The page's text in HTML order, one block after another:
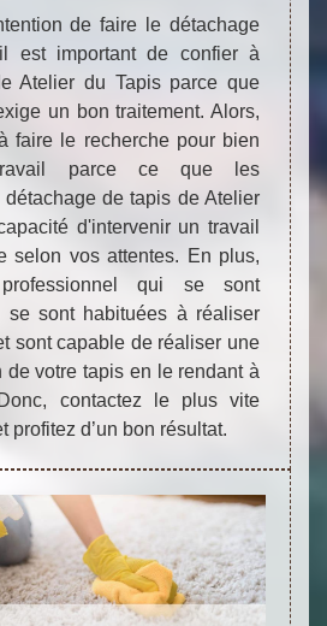
de faire le détachage
est important de confier à
Atelier du Tapis parce que
un bon traitement. Alors,
faire le recherche pour bien
parce ce que les
de tapis de Atelier
d'intervenir un travail
selon vos attentes. En plus,
qui se sont
se sont habituées à réaliser
sont capable de réaliser une
de votre tapis en le rendant à
contactez le plus vite
profitez d’un bon résultat.